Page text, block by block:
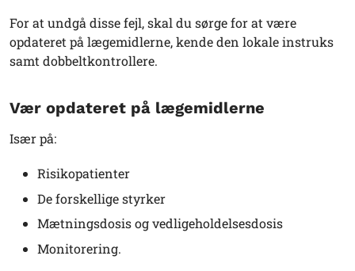
For at undgå disse fejl, skal du sørge for at være
opdateret på lægemidlerne, kende den lokale instruks
samt dobbeltkontrollere.
Vær opdateret på lægemidlerne
Især på:
Risikopatienter
De forskellige styrker
Mætningsdosis og vedligeholdelsesdosis
Monitorering.